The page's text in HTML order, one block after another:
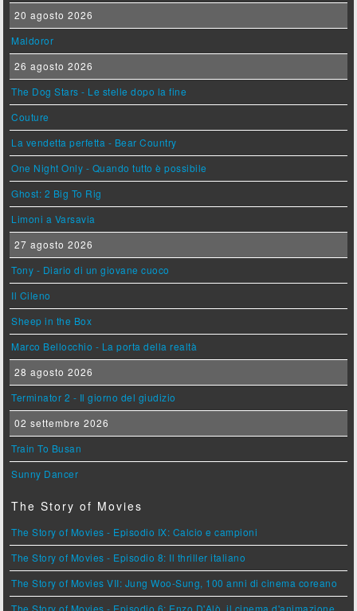
20 agosto 2026
Maldoror
26 agosto 2026
The Dog Stars - Le stelle dopo la fine
Couture
La vendetta perfetta - Bear Country
One Night Only - Quando tutto è possibile
Ghost: 2 Big To Rig
Limoni a Varsavia
27 agosto 2026
Tony - Diario di un giovane cuoco
Il Cileno
Sheep in the Box
Marco Bellocchio - La porta della realtà
28 agosto 2026
Terminator 2 - Il giorno del giudizio
02 settembre 2026
Train To Busan
Sunny Dancer
The Story of Movies
The Story of Movies - Episodio IX: Calcio e campioni
The Story of Movies - Episodio 8: Il thriller italiano
The Story of Movies VII: Jung Woo-Sung, 100 anni di cinema coreano